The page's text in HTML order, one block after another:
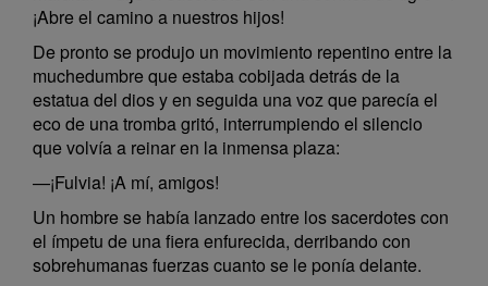
¡Abre el camino a nuestros hijos!
De pronto se produjo un movimiento repentino entre la
muchedumbre que estaba cobijada detrás de la
estatua del dios y en seguida una voz que parecía el
eco de una tromba gritó, interrumpiendo el silencio
que volvía a reinar en la inmensa plaza:
—¡Fulvia! ¡A mí, amigos!
Un hombre se había lanzado entre los sacerdotes con
el ímpetu de una fiera enfurecida, derribando con
sobrehumanas fuerzas cuanto se le ponía delante.